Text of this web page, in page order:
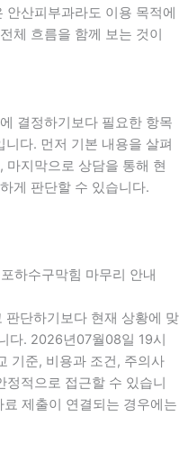
안산피부과라도 이용 목적에
체 흐름을 함께 보는 것이
결정하기보다 필요한 항목
다. 먼저 기본 내용을 살펴
마지막으로 상담을 통해 현
게 판단할 수 있습니다.
하수구막힘 마무리 안내
단하기보다 현재 상황에 맞
다. 2026년07월08일 19시
기준, 비용과 조건, 주의사
정적으로 접근할 수 있습니
제출이 연결되는 경우에는